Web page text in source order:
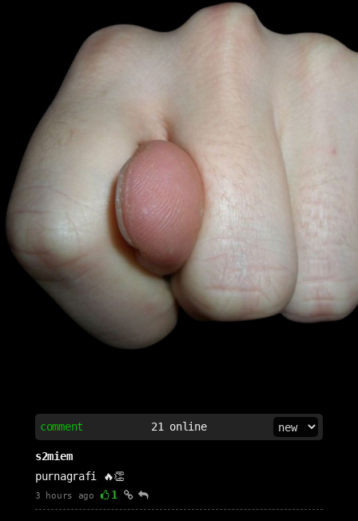
comment 21 online
s2miem
purnagrafi 🔥👏
3 hours ago 1